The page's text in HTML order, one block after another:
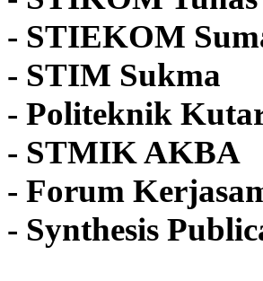
- STIEKOM
- STIM Sukma
- Politeknik
- STMIK AKBA
- Forum
- Synthesis